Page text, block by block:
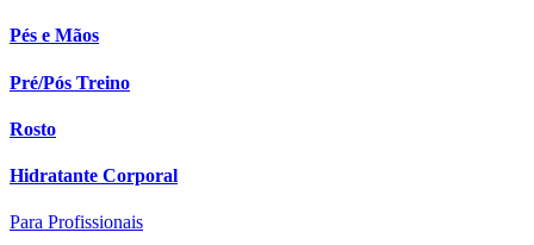
Pés e Mãos
Pré/Pós Treino
Rosto
Hidratante Corporal
Para Profissionais